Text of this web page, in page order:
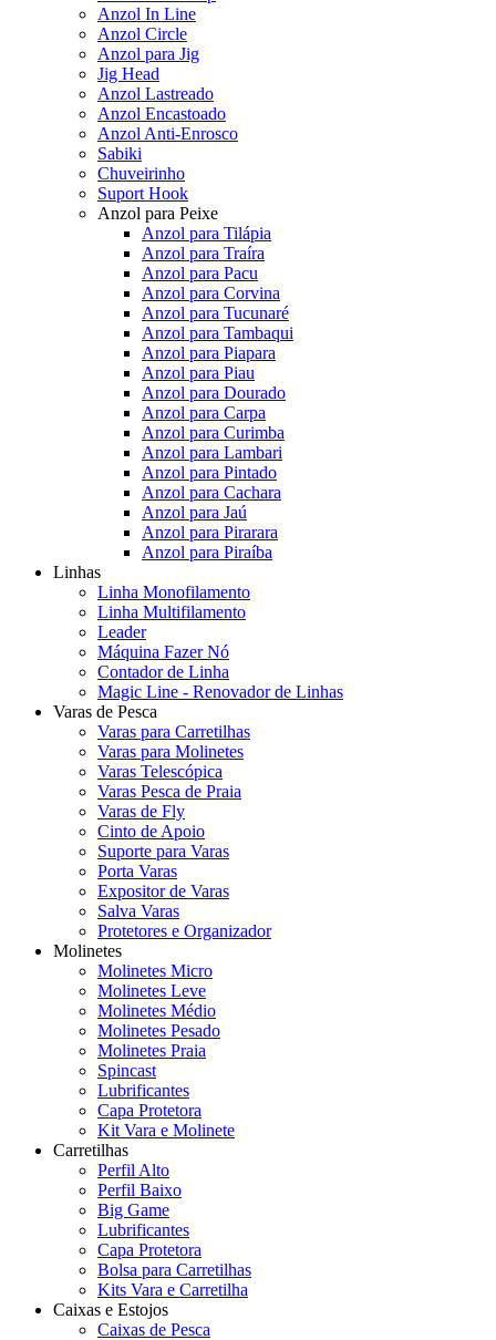
Anzol In Line
Anzol Circle
Anzol para Jig
Jig Head
Anzol Lastreado
Anzol Encastoado
Anzol Anti-Enrosco
Sabiki
Chuveirinho
Suport Hook
Anzol para Peixe
Anzol para Tilápia
Anzol para Traíra
Anzol para Pacu
Anzol para Corvina
Anzol para Tucunaré
Anzol para Tambaqui
Anzol para Piapara
Anzol para Piau
Anzol para Dourado
Anzol para Carpa
Anzol para Curimba
Anzol para Lambari
Anzol para Pintado
Anzol para Cachara
Anzol para Jaú
Anzol para Pirarara
Anzol para Piraíba
Linhas
Linha Monofilamento
Linha Multifilamento
Leader
Máquina Fazer Nó
Contador de Linha
Magic Line - Renovador de Linhas
Varas de Pesca
Varas para Carretilhas
Varas para Molinetes
Varas Telescópica
Varas Pesca de Praia
Varas de Fly
Cinto de Apoio
Suporte para Varas
Porta Varas
Expositor de Varas
Salva Varas
Protetores e Organizador
Molinetes
Molinetes Micro
Molinetes Leve
Molinetes Médio
Molinetes Pesado
Molinetes Praia
Spincast
Lubrificantes
Capa Protetora
Kit Vara e Molinete
Carretilhas
Perfil Alto
Perfil Baixo
Big Game
Lubrificantes
Capa Protetora
Bolsa para Carretilhas
Kits Vara e Carretilha
Caixas e Estojos
Caixas de Pesca